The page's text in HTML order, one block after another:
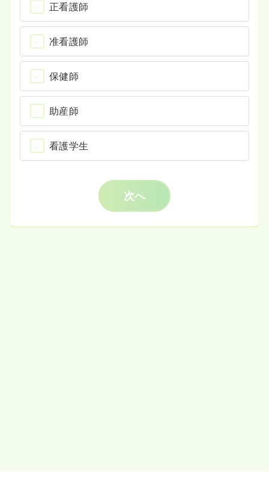
正看護師
准看護師
保健師
助産師
看護学生
次へ